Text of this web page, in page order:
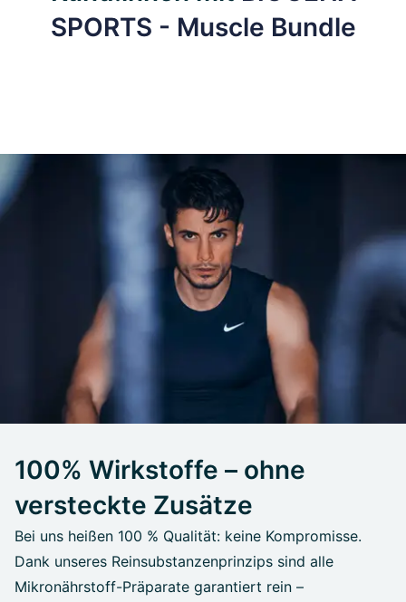
SPORTS - Muscle Bundle
100% Wirkstoffe – ohne
versteckte Zusätze
Bei uns heißen 100 % Qualität: keine Kompromisse.
Dank unseres Reinsubstanzenprinzips sind alle
Mikronährstoff-Präparate garantiert rein –